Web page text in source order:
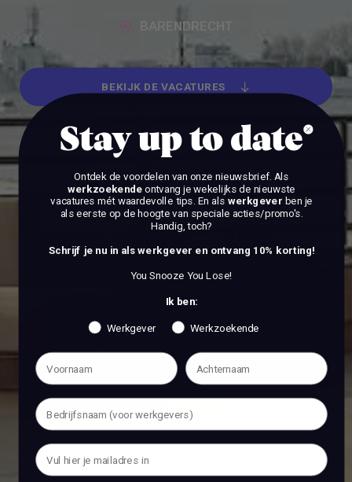
BARENDRECHT
BEKIJK DE VACATURES
BEKIJK DE VACATURES
Stay up to date
Ontdek de voordelen van onze nieuwsbrief. Als
werkzoekendeontvang je wekelijks de nieuwste
vacatures mét waardevolle tips. En als werkgever ben je
als eerste op de hoogte van speciale acties/promo's.
Handig, toch?
Schrijf je nu in als werkgever en ontvang 10% korting!
You Snooze You Lose!
Ik ben:
Werkgever Werkzoekende